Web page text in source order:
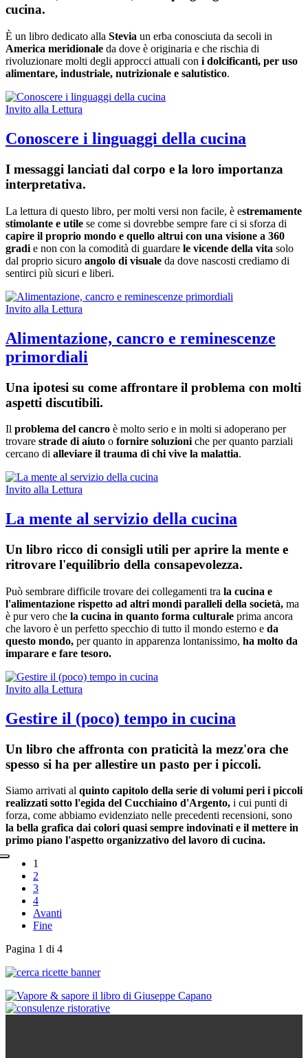
cucina.
È un libro dedicato alla Stevia un erba conosciuta da secoli in
America meridionale da dove è originaria e che rischia di
rivoluzionare molti degli approcci attuali con i dolcificanti, per uso
alimentare, industriale, nutrizionale e salutistico.
Invito alla Lettura
Conoscere i linguaggi della cucina
I messaggi lanciati dal corpo e la loro importanza
interpretativa.
La lettura di questo libro, per molti versi non facile, è estremamente
stimolante e utile se come si dovrebbe sempre fare ci si sforza di
capire il proprio mondo e quello altrui con una visione a 360
gradi e non con la comodità di guardare le vicende della vita solo
dal proprio sicuro angolo di visuale da dove nascosti crediamo di
sentirci più sicuri e liberi.
Invito alla Lettura
Alimentazione, cancro e reminescenze
primordiali
Una ipotesi su come affrontare il problema con molti
aspetti discutibili.
Il problema del cancro è molto serio e in molti si adoperano per
trovare strade di aiuto o fornire soluzioni che per quanto parziali
cercano di alleviare il trauma di chi vive la malattia.
Invito alla Lettura
La mente al servizio della cucina
Un libro ricco di consigli utili per aprire la mente e
ritrovare l'equilibrio della consapevolezza.
Può sembrare difficile trovare dei collegamenti tra la cucina e
l'alimentazione rispetto ad altri mondi paralleli della società, ma
è pur vero che la cucina in quanto forma culturale prima ancora
che lavoro è un perfetto specchio di tutto il mondo esterno e da
questo mondo, per quanto in apparenza lontanissimo, ha molto da
imparare e fare tesoro.
Invito alla Lettura
Gestire il (poco) tempo in cucina
Un libro che affronta con praticità la mezz'ora che
spesso si ha per allestire un pasto per i piccoli.
Siamo arrivati al quinto capitolo della serie di volumi peri i piccoli
realizzati sotto l'egida del Cucchiaino d'Argento, i cui punti di
forza, come abbiamo evidenziato nelle precedenti recensioni, sono
la bella grafica dai colori quasi sempre indovinati e il mettere in
primo piano l'aspetto organizzativo del lavoro di cucina.
1
2
3
4
Avanti
Fine
Pagina 1 di 4